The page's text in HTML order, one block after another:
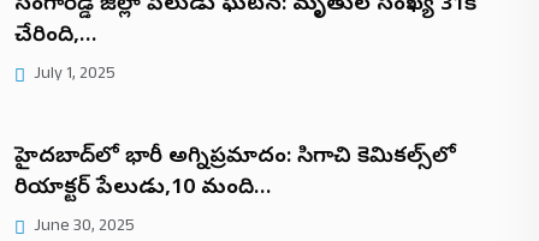
చేరింది,…
July 1, 2025
హైదరాబాద్‌లో భారీ అగ్నిప్రమాదం: సిగాచి కెమికల్స్‌లో
రియాక్టర్ పేలుడు,10 మంది…
June 30, 2025